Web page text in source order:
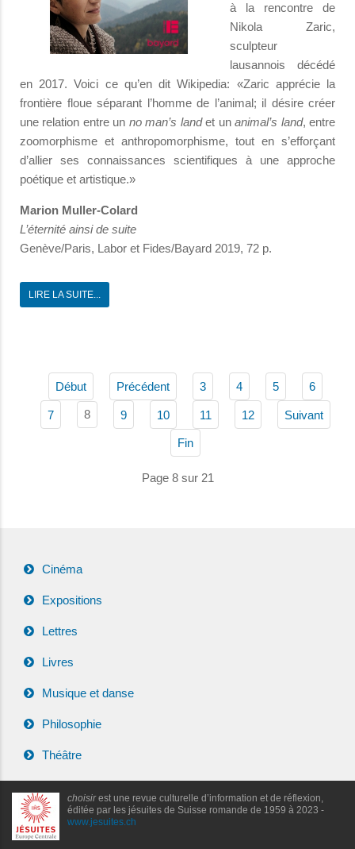
à la rencontre de
Nikola Zaric,
sculpteur
lausannois décédé
en 2017. Voici ce qu’en dit Wikipedia: «Zaric apprécie la
frontière floue séparant l’homme de l’animal; il désire créer
une relation entre un no man’s landet unanimal’s land, entre
zoomorphisme et anthropomorphisme, tout en s’efforçant
d’allier ses connaissances scientifiques à une approche
poétique et artistique.»
Marion Muller-Colard
L’éternité ainsi de suite
Genève/Paris, Labor et Fides/Bayard 2019, 72 p.
LIRE LA SUITE...
Début Précédent 3 4 5 6
7 8 9 10 11 12 Suivant
Fin
Page 8 sur 21
Cinéma
Expositions
Lettres
Livres
Musique et danse
Philosophie
Théâtre
choisirest une revue culturelle d’information et de réflexion,
éditée par les jésuites de Suisse romande de 1959 à 2023 -
www.jesuites.ch